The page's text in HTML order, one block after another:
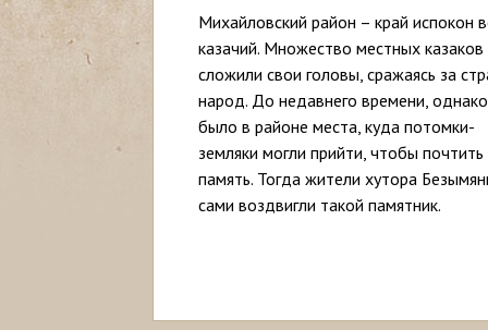
Михайловский район – край испокон
казачий. Множество местных казаков
сложили свои головы, сражаясь за
народ. До недавнего времени,
было в районе места, куда потомки-
земляки могли прийти, чтобы почтить
память. Тогда жители хутора
сами воздвигли такой памятник.